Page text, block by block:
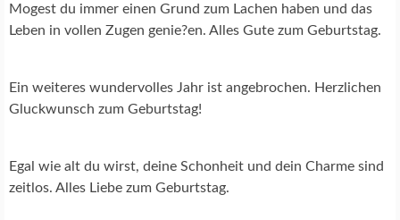
Mogest du immer einen Grund zum Lachen haben und das
Leben in vollen Zugen genie?en. Alles Gute zum Geburtstag.
Ein weiteres wundervolles Jahr ist angebrochen. Herzlichen
Gluckwunsch zum Geburtstag!
Egal wie alt du wirst, deine Schonheit und dein Charme sind
zeitlos. Alles Liebe zum Geburtstag.